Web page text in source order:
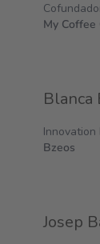
My Coffee
Blanca
Innovation
Bzeos
Josep